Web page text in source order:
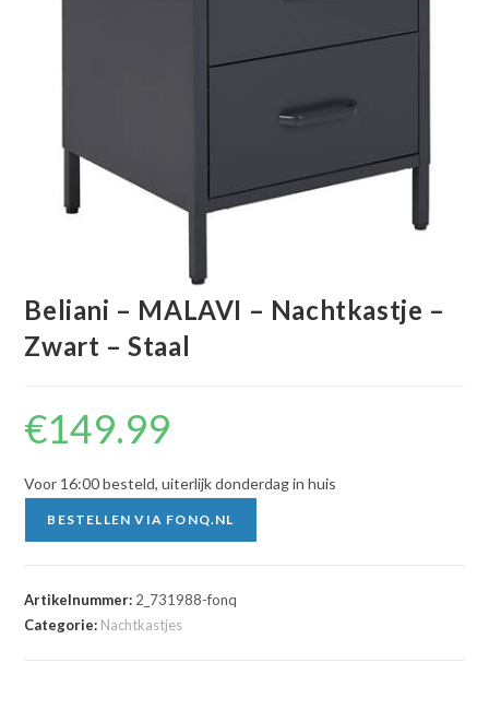
Beliani – MALAVI – Nachtkastje –
Zwart – Staal
€149.99
Voor 16:00 besteld, uiterlijk donderdag in huis
BESTELLEN VIA FONQ.NL
Artikelnummer: 2_731988-fonq
Categorie: Nachtkastjes